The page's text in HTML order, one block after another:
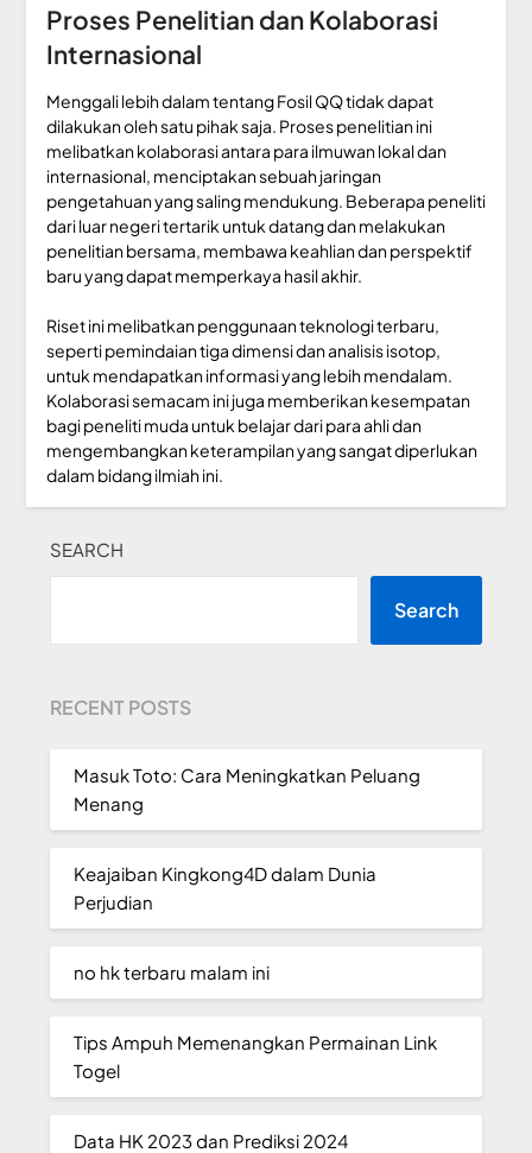
Proses Penelitian dan Kolaborasi
Internasional
Menggali lebih dalam tentang Fosil QQ tidak dapat
dilakukan oleh satu pihak saja. Proses penelitian ini
melibatkan kolaborasi antara para ilmuwan lokal dan
internasional, menciptakan sebuah jaringan
pengetahuan yang saling mendukung. Beberapa peneliti
dari luar negeri tertarik untuk datang dan melakukan
penelitian bersama, membawa keahlian dan perspektif
baru yang dapat memperkaya hasil akhir.
Riset ini melibatkan penggunaan teknologi terbaru,
seperti pemindaian tiga dimensi dan analisis isotop,
untuk mendapatkan informasi yang lebih mendalam.
Kolaborasi semacam ini juga memberikan kesempatan
bagi peneliti muda untuk belajar dari para ahli dan
mengembangkan keterampilan yang sangat diperlukan
dalam bidang ilmiah ini.
SEARCH
Search
RECENT POSTS
Masuk Toto: Cara Meningkatkan Peluang
Menang
Keajaiban Kingkong4D dalam Dunia
Perjudian
no hk terbaru malam ini
Tips Ampuh Memenangkan Permainan Link
Togel
Data HK 2023 dan Prediksi 2024